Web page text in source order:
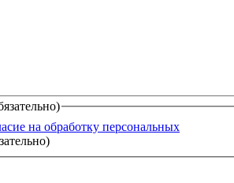
на обработку персональных